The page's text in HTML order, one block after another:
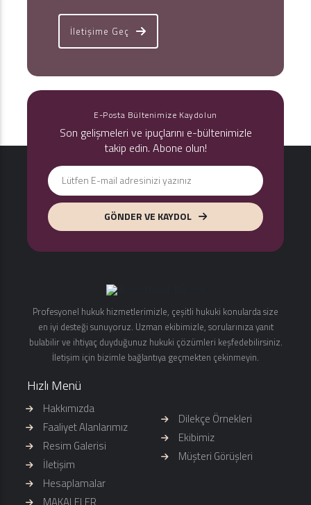
İletişime Geç
E-Posta Bültenimize Kaydolun
Son gelişmeleri ve ipuçlarını e-bültenimizle
takip edin. Abone olun!
GÖNDER VE KAYDOL
Profesyonel hukuk hizmetlerimizle, çeşitli hukuki konularda size
en iyi desteği sunuyoruz. Uzman ekibimizle, sorularınıza yanıt
bulabilir ve ihtiyaç duyduğunuz hukuki çözümleri keşfedebilirsiniz.
İletişim için bizimle bağlantıya geçmekten çekinmeyin.
Hızlı Menü
Hakkımızda
Faaliyet Alanlarımız
Resim Galerisi
İletişim
Hesaplamalar
MAKALELER
Dilekçe Örnekleri
Ekibimiz
Müşteri Görüşleri